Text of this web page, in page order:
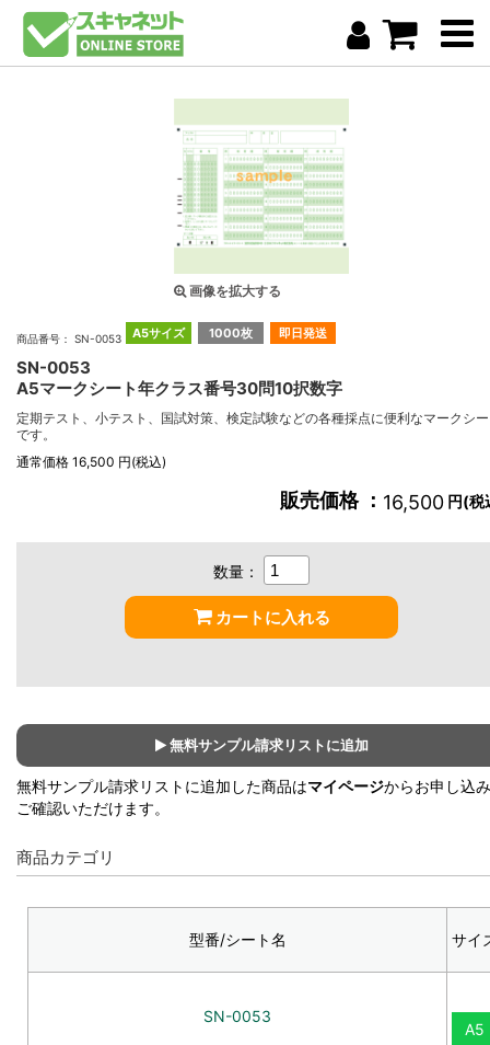
画像を拡大する
A5サイズ 1000枚 即日発送
商品番号： SN-0053
SN-0053
A5マークシート年クラス番号30問10択数字
定期テスト、小テスト、国試対策、検定試験などの各種採点に便利なマークシ
です。
通常価格 16,500 円(税込)
販売価格 ： 16,500 円(税
数量：
カートに入れる
無料サンプル請求リストに追加
無料サンプル請求リストに追加した商品はマイページからお申し込
ご確認いただけます。
商品カテゴリ
型番/シート名 サイ
SN-0053
A5